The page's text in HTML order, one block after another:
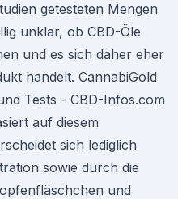
getesteten Mengen
unklar, ob CBD-Öle
und es sich daher eher
handelt. CannabiGold
Tests - CBD-Infos.com
auf diesem
sich lediglich
sowie durch die
und